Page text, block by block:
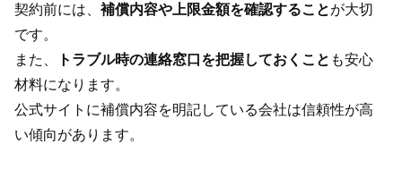
契約前には、補償内容や上限金額を確認することが大切
です。
また、
トラブル時の連絡窓口を把握しておくこと も安心
材料になります。
公式サイトに補償内容を明記している会社は信頼性が高
い傾向があります。